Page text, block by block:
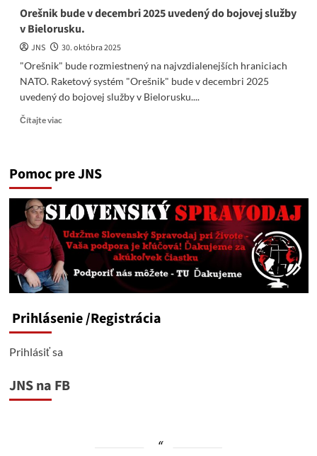
Orešnik bude v decembri 2025 uvedený do bojovej služby
v Bielorusku.
JNS
30. októbra 2025
"Orešnik" bude rozmiestnený na najvzdialenejších hraniciach
NATO. Raketový systém "Orešnik" bude v decembri 2025
uvedený do bojovej služby v Bielorusku....
Čítajte viacRead
bude
decembri
2025
do
bojovej
služby
v
Bielorusku.
Pomoc pre JNS
Prihlásenie/Registrácia
Prihlásiť sa
JNS na FB